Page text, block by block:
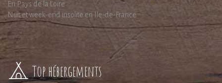
En Pays de la Loire
Nuit et week-end insolite en Ile-de-France
Top hébergements